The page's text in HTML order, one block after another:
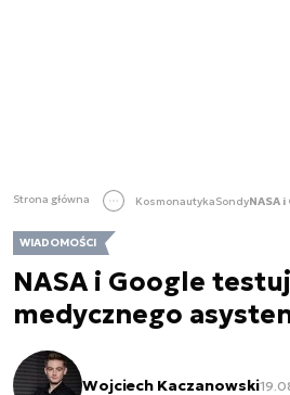
Strona główna KosmonautykaSondy
WIADOMOŚCI
NASA i Google
medycznego
Wojciech Kaczanowski